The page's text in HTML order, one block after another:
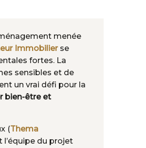
menée
Immobilierse
fortes. La
sensibles et de
un vrai défi pour la
bien-être et
(Thema
l’équipe du projet